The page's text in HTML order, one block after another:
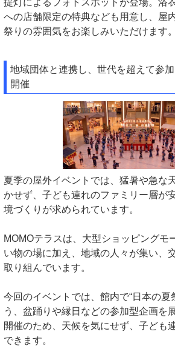
提灯によるフォトスポットが登場。浴
への店舗限定の特典なども用意し、屋
祭りの雰囲気をお楽しみいただけます。
地域団体と連携し、世代を超えて参
開催
夏季の屋外イベントでは、猛暑や急な
かせず、子ども連れのファミリー層が
境づくりが求められています。
MOMOテラスは、大型ショッピングモ
い物の場に加え、地域の人々が集い、
取り組んでいます。
今回のイベントでは、館内で“日本の夏
う、盆踊りや縁日などの参加型企画を
開催のため、天候を気にせず、子ども
できます。